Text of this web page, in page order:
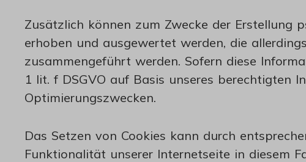
Zusätzlich können zum Zwecke der Erstellung
erhoben und ausgewertet werden, die
zusammengeführt werden. Sofern diese
1 lit. f DSGVO auf Basis unseres berechtigten
Optimierungszwecken.
Das Setzen von Cookies kann durch
Funktionalität unserer Internetseite in diesem